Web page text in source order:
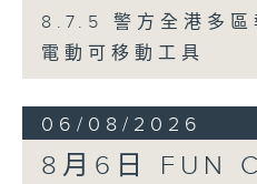
8.7.5 警方全港多區
電動可移動工具
06/08/2026
8月6日 FUN